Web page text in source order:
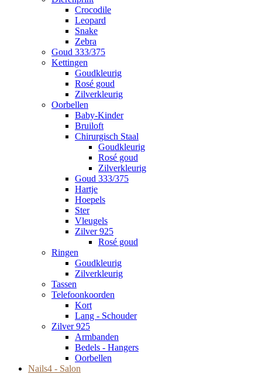
Crocodile
Leopard
Snake
Zebra
Goud 333/375
Kettingen
Goudkleurig
Rosé goud
Zilverkleurig
Oorbellen
Baby-Kinder
Bruiloft
Chirurgisch Staal
Goudkleurig
Rosé goud
Zilverkleurig
Goud 333/375
Hartje
Hoepels
Ster
Vleugels
Zilver 925
Rosé goud
Ringen
Goudkleurig
Zilverkleurig
Tassen
Telefoonkoorden
Kort
Lang - Schouder
Zilver 925
Armbanden
Bedels - Hangers
Oorbellen
Nails4 - Salon